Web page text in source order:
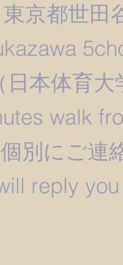
東京都世田
（日本体育
walk
別にご連
reply